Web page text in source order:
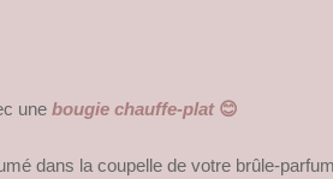
une bougie chauffe-plat 😊
dans la coupelle de votre brûle-